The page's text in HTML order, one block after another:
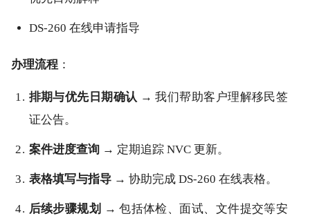
DS-260 在线申请指导
办理流程 ：
排期与优先日期确认 → 我们帮助客户理解移民签
证公告。
案件进度查询→ 定期追踪 NVC 更新。
表格填写与指导→ 协助完成 DS-260 在线表格。
后续步骤规划 → 包括体检、面试、文件提交等安